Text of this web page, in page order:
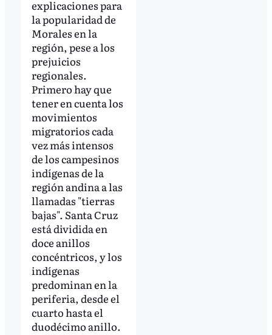
explicaciones para
la popularidad de
Morales en la
región, pese a los
prejuicios
regionales.
Primero hay que
tener en cuenta los
movimientos
migratorios cada
vez más intensos
de los campesinos
indígenas de la
región andina a las
llamadas "tierras
bajas". Santa Cruz
está dividida en
doce anillos
concéntricos, y los
indígenas
predominan en la
periferia, desde el
cuarto hasta el
duodécimo anillo.